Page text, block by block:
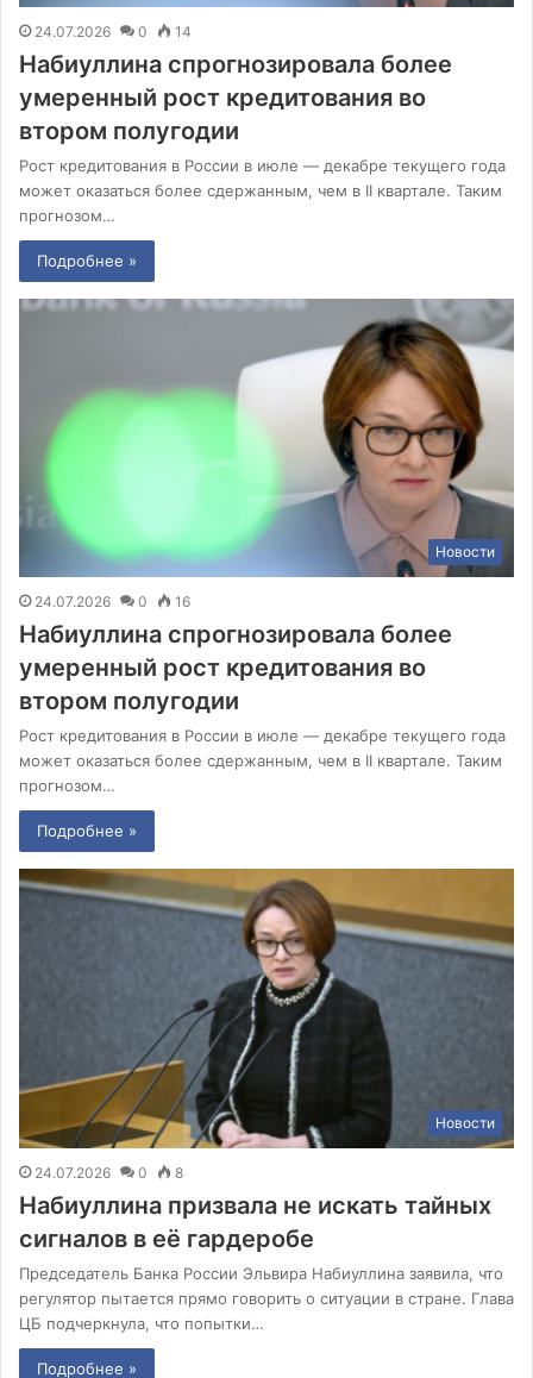
24.07.2026 0 14
Набиуллина спрогнозировала более
умеренный рост кредитования во
втором полугодии
Рост кредитования в России в июле — декабре текущего года
может оказаться более сдержанным, чем в II квартале. Таким
прогнозом…
Подробнее »
Новости
24.07.2026 0 16
Набиуллина спрогнозировала более
умеренный рост кредитования во
втором полугодии
Рост кредитования в России в июле — декабре текущего года
может оказаться более сдержанным, чем в II квартале. Таким
прогнозом…
Подробнее »
Новости
24.07.2026 0 8
Набиуллина призвала не искать тайных
сигналов в её гардеробе
Председатель Банка России Эльвира Набиуллина заявила, что
регулятор пытается прямо говорить о ситуации в стране. Глава
ЦБ подчеркнула, что попытки…
Подробнее »